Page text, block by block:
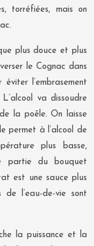
torréfiées, mais on
plus douce et plus
le Cognac dans
l’embrasement
va dissoudre
la poêle. On laisse
permet à l’alcool de
plus basse,
partie du bouquet
est une sauce plus
de l’eau-de-vie sont
la puissance et la